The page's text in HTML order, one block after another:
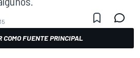
COMO FUENTE PRINCIPAL